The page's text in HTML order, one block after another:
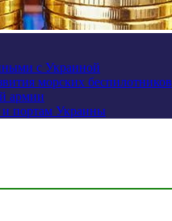
с Украиной
морских беспилотников
армии
портам Украины